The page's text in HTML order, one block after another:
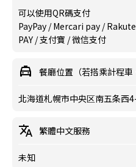
可以使用QR碼支付
PayPay / Mercari pay /
PAY / 支付寶 / 微信支付
餐廳位置（若搭乘計程車
北海道札幌市中央区南五条西
繁體中文服務
未知